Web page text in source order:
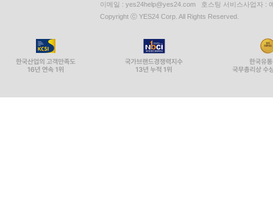
이메일 : yes24help@yes24.com 호스팅 서비스사업자 :
Copyright ⓒ YES24 Corp. All Rights Reserved.